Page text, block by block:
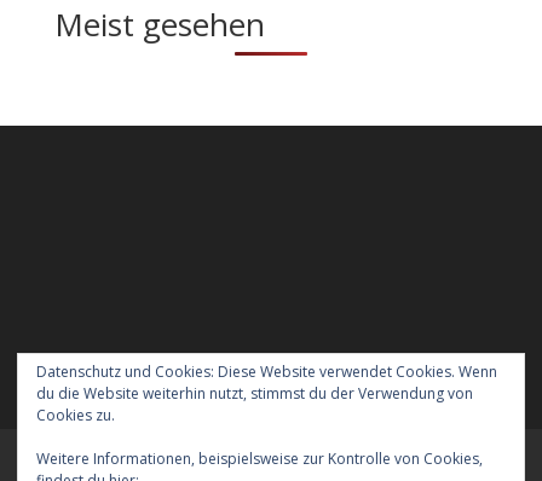
Meist gesehen
Datenschutz und Cookies: Diese Website verwendet Cookies. Wenn
du die Website weiterhin nutzt, stimmst du der Verwendung von
Cookies zu.
Weitere Informationen, beispielsweise zur Kontrolle von Cookies,
Meraner Höhenweg wandern mit Hund